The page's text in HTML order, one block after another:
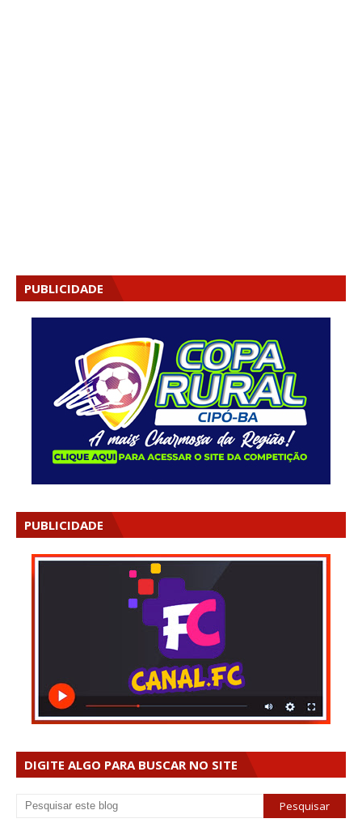
PUBLICIDADE
PUBLICIDADE
DIGITE ALGO PARA BUSCAR NO SITE